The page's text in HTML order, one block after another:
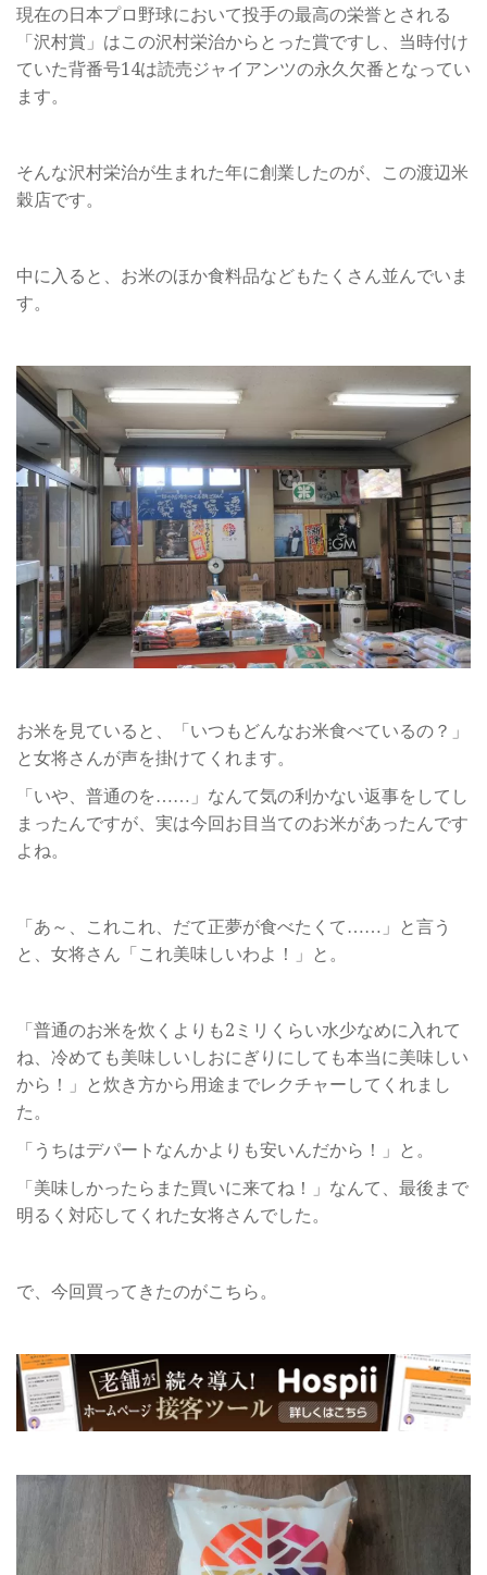
現在の日本プロ野球において投手の最高の栄誉とされる
「沢村賞」はこの沢村栄治からとった賞ですし、当時付け
ていた背番号14は読売ジャイアンツの永久欠番となってい
ます。
そんな沢村栄治が生まれた年に創業したのが、この渡辺米
穀店です。
中に入ると、お米のほか食料品などもたくさん並んでいま
す。
お米を見ていると、「いつもどんなお米食べているの？」
と女将さんが声を掛けてくれます。
「いや、普通のを……」なんて気の利かない返事をしてし
まったんですが、実は今回お目当てのお米があったんです
よね。
「あ～、これこれ、だて正夢が食べたくて……」と言う
と、女将さん「これ美味しいわよ！」と。
「普通のお米を炊くよりも2ミリくらい水少なめに入れて
ね、冷めても美味しいしおにぎりにしても本当に美味しい
から！」と炊き方から用途までレクチャーしてくれまし
た。
「うちはデパートなんかよりも安いんだから！」と。
「美味しかったらまた買いに来てね！」なんて、最後まで
明るく対応してくれた女将さんでした。
で、今回買ってきたのがこちら。